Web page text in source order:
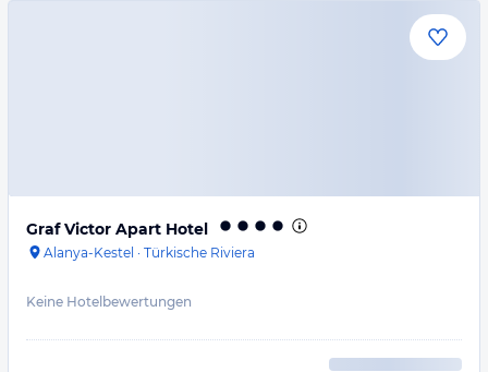
Graf Victor Apart Hotel
Alanya-Kestel · Türkische Riviera
Keine Hotelbewertungen